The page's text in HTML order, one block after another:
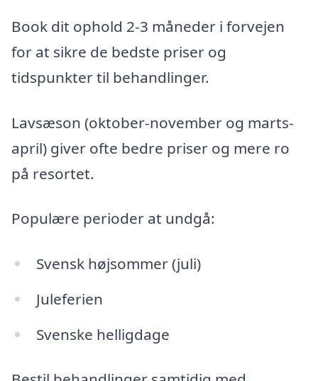
Book dit ophold 2-3 måneder i forvejen
for at sikre de bedste priser og
tidspunkter til behandlinger.
Lavsæson (oktober-november og marts-
april) giver ofte bedre priser og mere ro
på resortet.
Populære perioder at undgå:
Svensk højsommer (juli)
Juleferien
Svenske helligdage